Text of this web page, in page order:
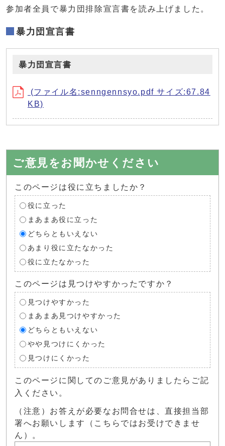
参加者全員で暴力団排除宣言書を読み上げました。
暴力団宣言書
暴力団宣言書
(ファイル名:senngennsyo.pdf サイズ:67.84
KB)
ご意見をお聞かせください
このページは役に立ちましたか？
役に立った
まあまあ役に立った
どちらともいえない
あまり役に立たなかった
役に立たなかった
このページは見つけやすかったですか？
見つけやすかった
まあまあ見つけやすかった
どちらともいえない
やや見つけにくかった
見つけにくかった
このページに関してのご意見がありましたらご記
入ください。
（注意）お答えが必要なお問合せは、直接担当部
署へお願いします（こちらではお受けできませ
ん）。